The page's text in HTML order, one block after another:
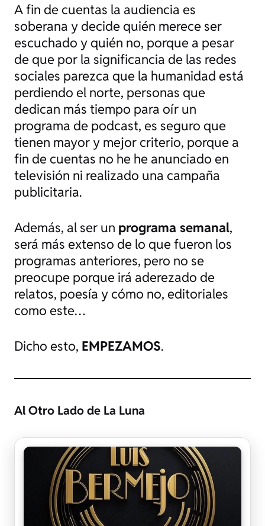
A fin de cuentas la audiencia es
soberana y decide quién merece ser
escuchado y quién no, porque a pesar
de que por la significancia de las redes
sociales parezca que la humanidad está
perdiendo el norte, personas que
dedican más tiempo para oír un
programa de podcast, es seguro que
tienen mayor y mejor criterio, porque a
fin de cuentas no he he anunciado en
televisión ni realizado una campaña
publicitaria.
Además, al ser un programa semanal,
será más extenso de lo que fueron los
programas anteriores, pero no se
preocupe porque irá aderezado de
relatos, poesía y cómo no, editoriales
como este…
Dicho esto, EMPEZAMOS.
Al Otro Lado de La Luna